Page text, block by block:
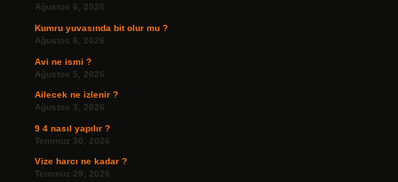
Ağustos 6, 2026
Kumru yuvasında bit olur mu ?
Ağustos 6, 2026
Avi ne ismi ?
Ağustos 5, 2026
Ailecek ne izlenir ?
Ağustos 3, 2026
9 4 nasıl yapılır ?
Temmuz 30, 2026
Vize harcı ne kadar ?
Temmuz 29, 2026